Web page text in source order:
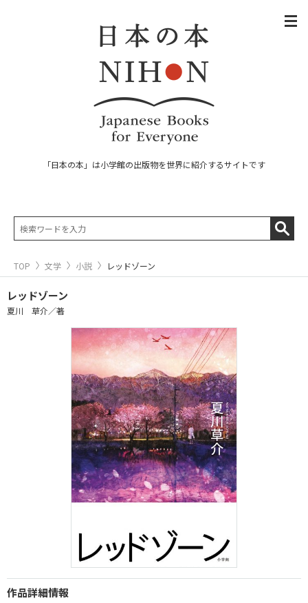
「日本の本」は小学館の出版物を世界に紹介するサイトです
TOP 文学 小説 レッドゾーン
レッドゾーン
夏川 草介／著
作品詳細情報